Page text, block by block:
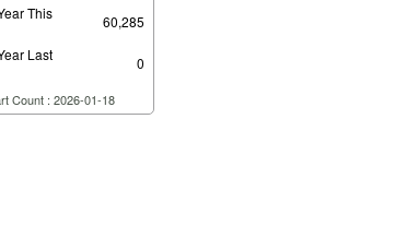
This
60,285
Last
0
Count : 2026-01-18